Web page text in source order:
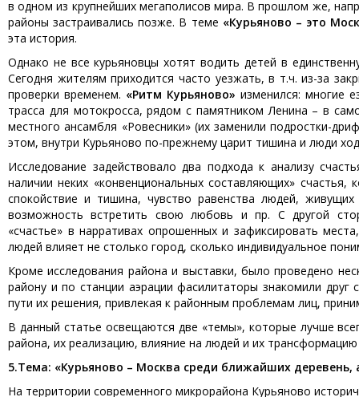
в одном из крупнейших мегаполисов мира. В прошлом же,
районы застраивались позже. В теме «Курьяново – это
эта история.
Однако не все курьяновцы хотят водить детей в
Сегодня жителям приходится часто уезжать, в т.ч. из-за
проверки временем. «Ритм Курьяново» изменился: многие
трасса для мотокросса, рядом с памятником Ленина – в
местного ансамбля «Ровесники» (их заменили подростки-
этом, внутри Курьяново по-прежнему царит тишина и люди
Исследование задействовало два подхода к анализу
наличии неких «конвенциональных составляющих»
спокойствие и тишина, чувство равенства людей,
возможность встретить свою любовь и пр. С другой
«счастье» в нарративах опрошенных и зафиксировать
людей влияет не столько город, сколько индивидуальное
Кроме исследования района и выставки, было проведено
району и по станции аэрации фасилитаторы знакомили
пути их решения, привлекая к районным проблемам лиц,
В данный статье освещаются две «темы», которые лучше
района, их реализацию, влияние на людей и их
5.Тема: «Курьяново – Москва среди ближайших деревень,
На территории современного микрорайона Курьяново